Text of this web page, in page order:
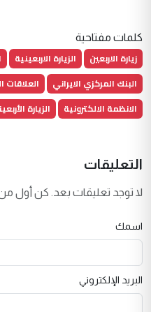
كلمات مفتاحية
زيارة الاربعين الزيارة الاربعينية
البنك المركزي الايراني
العلاقات
الانظمة الالكترونية
الزيارة
التعليقات
لا توجد تعليقات بعد. كن أول
اسمك
البريد الإلكتروني